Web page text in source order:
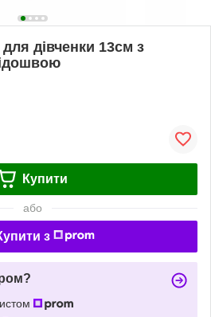
дівченки 13см з
Купити
або
з